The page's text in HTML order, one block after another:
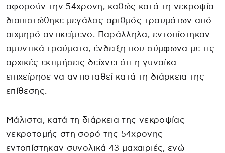
αφορούν την 54χρονη, καθώς κατά τη νεκροψία
διαπιστώθηκε μεγάλος αριθμός τραυμάτων από
αιχμηρό αντικείμενο. Παράλληλα, εντοπίστηκαν
αμυντικά τραύματα, ένδειξη που σύμφωνα με τις
αρχικές εκτιμήσεις δείχνει ότι η γυναίκα
επιχείρησε να αντισταθεί κατά τη διάρκεια της
επίθεσης.
Μάλιστα, κατά τη διάρκεια της νεκροψίας-
νεκροτομής στη σορό της 54χρονης
εντοπίστηκαν συνολικά 43 μαχαιριές, ενώ